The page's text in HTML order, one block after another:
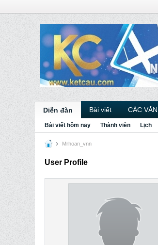
Diễn đàn Bài viết CÁC
Bài viết hôm nay Thành viên Lịch
Mrhoan_vnn
User Profile